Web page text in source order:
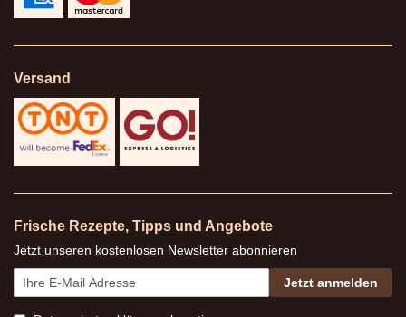
Versand
Frische Rezepte, Tipps und Angebote
Jetzt unseren kostenlosen Newsletter abonnieren
Jetzt anmelden